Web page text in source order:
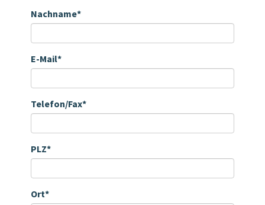
Nachname*
E-Mail*
Telefon/Fax*
PLZ*
Ort*